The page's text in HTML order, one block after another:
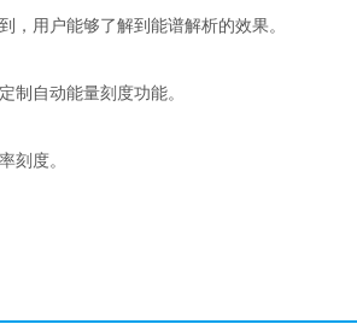
用户能够了解到能谱解析的效果。
自动能量刻度功能。
度。